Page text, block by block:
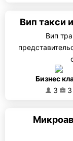
Вип такси
Вип
Бизнес
3
3